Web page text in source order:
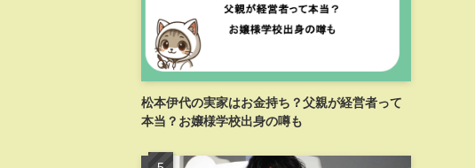
松本伊代の実家はお金持ち？父親が経営者って
本当？お嬢様学校出身の噂も